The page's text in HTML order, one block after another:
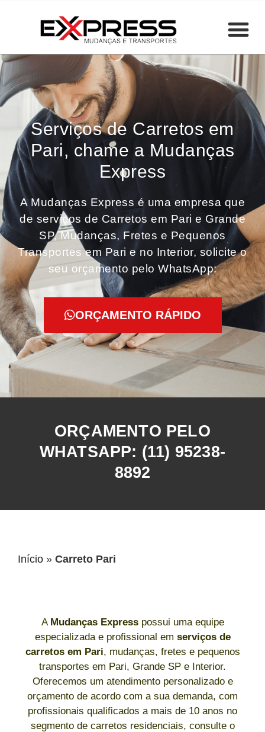
Serviços de Carretos em
Pari, chame a Mudanças
Express
A Mudanças Express é uma empresa que
de serviços de Carretos em Pari e Grande
SP, Mudanças, Fretes e Pequenos
Transportes em Pari e no Interior, solicite o
seu orçamento pelo WhatsApp:
ORÇAMENTO RÁPIDO
ORÇAMENTO PELO
WHATSAPP: (11) 95238-
8892
Início » Carreto Pari
A Mudanças Expresspossui uma equipe
especializada e profissional em serviços de
carretos em Pari, mudanças, fretes e pequenos
transportes em Pari, Grande SP e Interior.
Oferecemos um atendimento personalizado e
orçamento de acordo com a sua demanda, com
profissionais qualificados a mais de 10 anos no
segmento de carretos residenciais, consulte o